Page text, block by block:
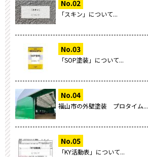
「スキン」について...
「SOP塗装」について...
福山市の外壁塗装 プロタイム...
「KY活動表」について...